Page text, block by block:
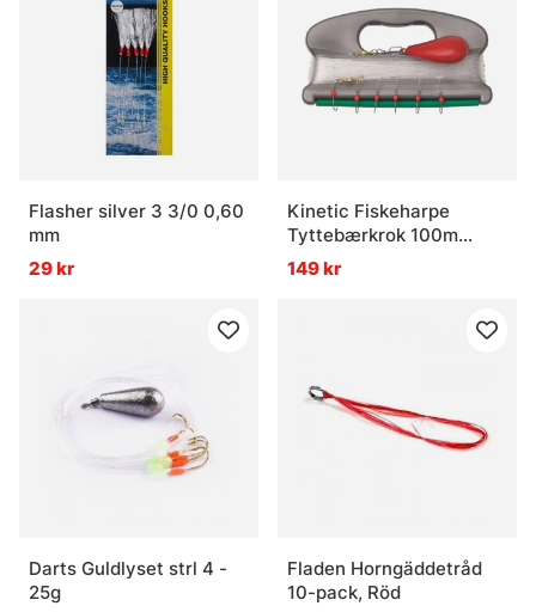
Flasher silver 3 3/0 0,60
mm
29 kr
Kinetic Fiskeharpe
Tyttebærkrok 100m
0,80mm 250g
149 kr
Darts Guldlyset strl 4 -
25g
Fladen Horngäddetråd
10-pack, Röd